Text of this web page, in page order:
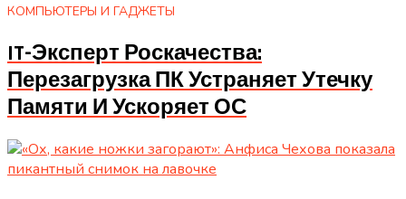
КОМПЬЮТЕРЫ И ГАДЖЕТЫ
IT-Эксперт Роскачества:
Перезагрузка ПК Устраняет Утечку
Памяти И Ускоряет ОС